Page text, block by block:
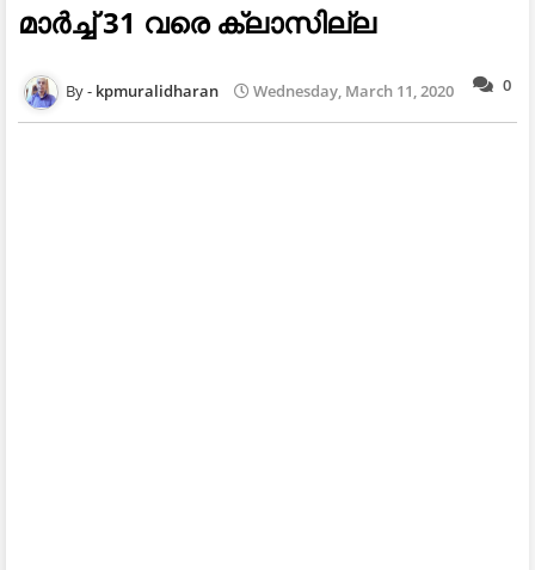
മാർച്ച് 31 വരെ ക്ലാസില്ല
0
kpmuralidharan Wednesday, March 11, 2020